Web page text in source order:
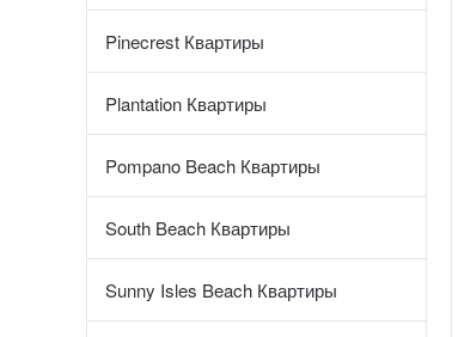
Pinecrest Квартиры
Plantation Квартиры
Pompano Beach Квартиры
South Beach Квартиры
Sunny Isles Beach Квартиры